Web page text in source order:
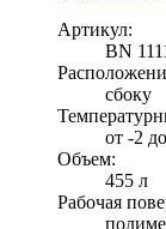
Артикул:
BN
сбоку
от -2
Объем:
455 л
Рабочая